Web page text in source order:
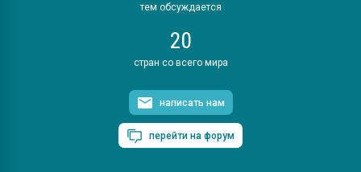
тем обсуждается
20
стран со всего мира
написать нам
перейти на форум